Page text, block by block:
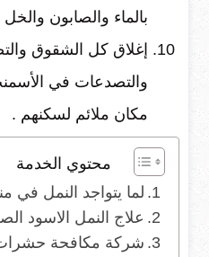
بالماء والصابون
إغلاق كل الشقوق
والتصدعات في الأسمنت
مكان ملائم لسكنهم .
محتوي الخدمة
لما يتواجد النمل في
علاج النمل الاسود
شركة مكافحة